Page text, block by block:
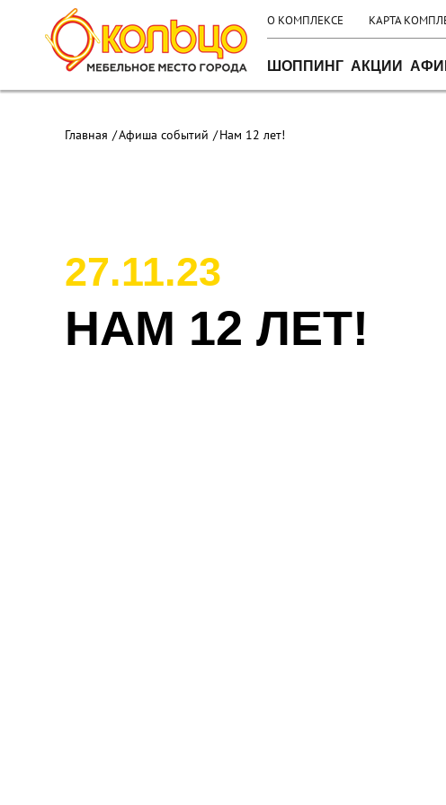
О КОМПЛЕКСЕ КАРТА
ШОППИНГ АКЦИИ
Главная Афиша событий Нам 12 лет!
27.11.23
НАМ 12 ЛЕТ!